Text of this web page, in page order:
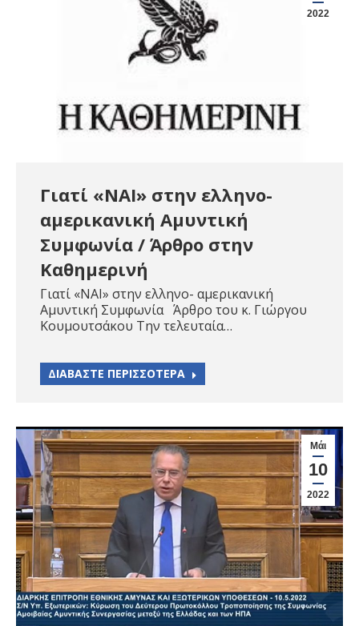
2022
Γιατί «ΝΑΙ» στην ελληνο-
αμερικανική Αμυντική
Συμφωνία / Άρθρο στην
Καθημερινή
Γιατί «ΝΑΙ» στην ελληνο- αμερικανική
Αμυντική Συμφωνία Άρθρο του κ. Γιώργου
Κουμουτσάκου Την τελευταία…
ΔΙΑΒΑΣΤΕ ΠΕΡΙΣΣΟΤΕΡΑ
Μάι
10
2022